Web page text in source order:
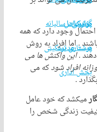
دارد که همه
به روش
ها می
شودکه می
خود عامل
شخص را